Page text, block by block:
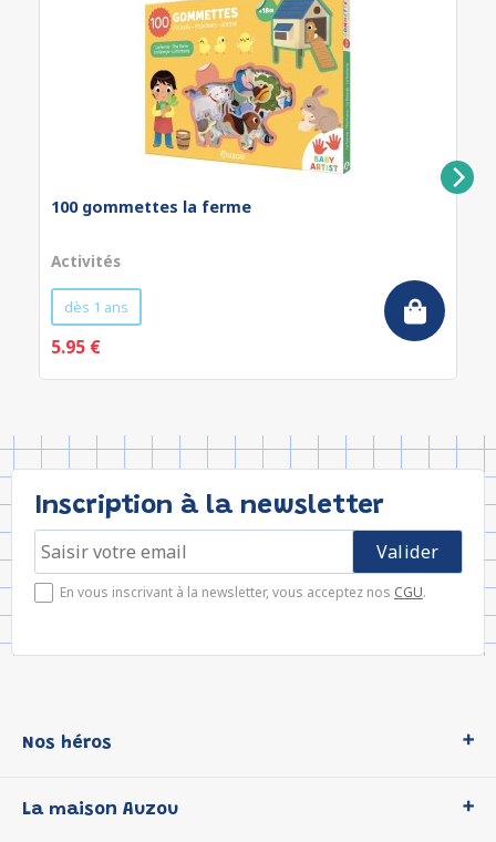
100 gommettes la ferme
Activités
dès 1 ans
5.95 €
Inscription à la newsletter
En vous inscrivant à la newsletter, vous acceptez nos CGU.
Nos héros
P'tit Loup
La maison Auzou